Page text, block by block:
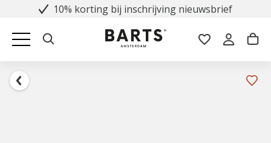
10% korting bij inschrijving nieuwsbrief